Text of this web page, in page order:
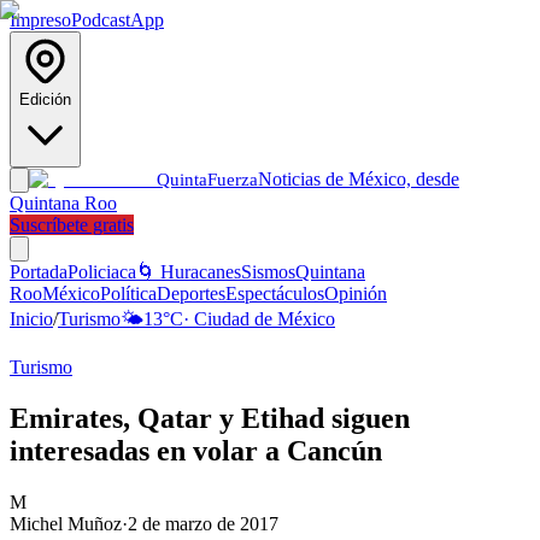
ImpresoPodcastApp
Edición
QuintaFuerzaNoticias de México, desde
Quintana Roo
Suscríbete gratis
PortadaPoliciaca 🌀 HuracanesSismosQuintana
RooMéxicoPolíticaDeportesEspectáculosOpinión
Inicio/Turismo🌤️13°C· Ciudad de México
Turismo
Emirates, Qatar y Etihad siguen
interesadas en volar a Cancún
M
Michel Muñoz·2 de marzo de 2017